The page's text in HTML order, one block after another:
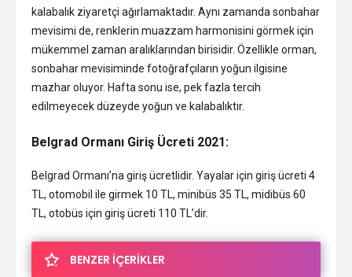
kalabalık ziyaretçi ağırlamaktadır. Aynı zamanda sonbahar
mevisimi de, renklerin muazzam harmonisini görmek için
mükemmel zaman aralıklarından birisidir. Özellikle orman,
sonbahar mevisiminde fotoğrafçıların yoğun ilgisine
mazhar oluyor. Hafta sonu ise, pek fazla tercih
edilmeyecek düzeyde yoğun ve kalabalıktır.
Belgrad Ormanı Giriş Ücreti 2021:
Belgrad Ormanı’na giriş ücretlidir. Yayalar için giriş ücreti 4
TL, otomobil ile girmek 10 TL, minibüs 35 TL, midibüs 60
TL, otobüs için giriş ücreti 110 TL’dir.
BENZER İÇERİKLER